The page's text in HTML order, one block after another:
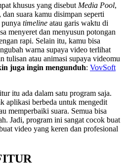
khusus yang disebut Media Pool,
suara kamu disimpan seperti
timeline atau garis waktu di
menyeret dan menyusun potongan
rapi. Selain itu, kamu bisa
warna supaya video terlihat
tulisan atau animasi supaya videomu
juga ingin mengunduh: VovSoft
itu ada dalam satu program saja.
aplikasi berbeda untuk mengedit
memperbaiki suara. Semua bisa
Jadi, program ini sangat cocok buat
video yang keren dan profesional